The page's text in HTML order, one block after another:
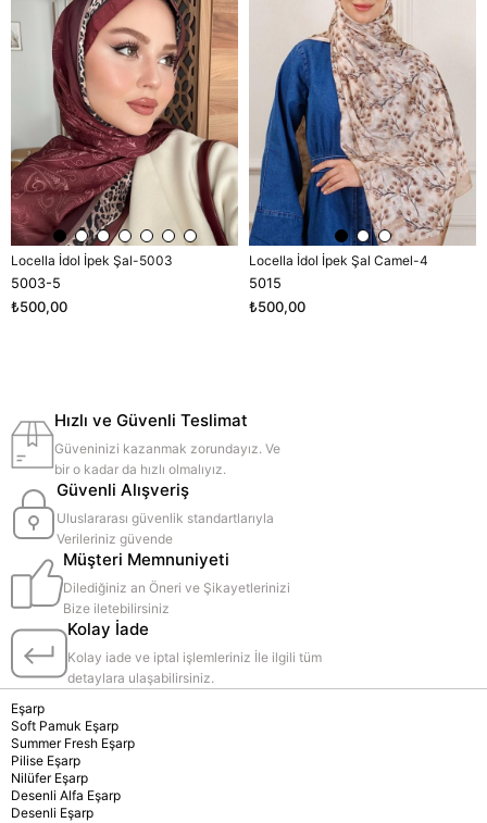
Locella İdol İpek Şal-5003
5003-5
₺500,00
Locella İdol İpek Şal Camel-4
5015
₺500,00
Hızlı ve Güvenli Teslimat
Güveninizi kazanmak zorundayız. Ve
bir o kadar da hızlı olmalıyız.
Güvenli Alışveriş
Uluslararası güvenlik standartlarıyla
Verileriniz güvende
Müşteri Memnuniyeti
Dilediğiniz an Öneri ve Şikayetlerinizi
Bize iletebilirsiniz
Kolay İade
Kolay iade ve iptal işlemleriniz İle ilgili tüm
detaylara ulaşabilirsiniz.
Eşarp
Soft Pamuk Eşarp
Summer Fresh Eşarp
Pilise Eşarp
Nilüfer Eşarp
Desenli Alfa Eşarp
Desenli Eşarp